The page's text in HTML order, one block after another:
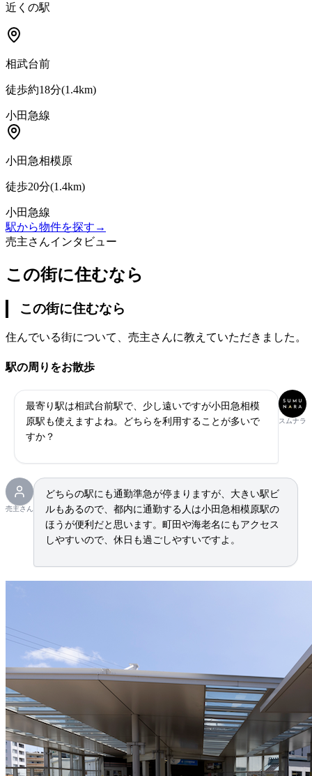
近くの駅
相武台前
徒歩約18分(1.4km)
小田急線
小田急相模原
徒歩20分(1.4km)
小田急線
駅から物件を探す →
売主さんインタビュー
この街に住むなら
この街に住むなら
住んでいる街について、売主さんに教えていただきました。
駅の周りをお散歩
スムナラ
最寄り駅は相武台前駅で、少し遠いですが小田急相模
原駅も使えますよね。どちらを利用することが多いで
すか？
売主さん
どちらの駅にも通勤準急が停まりますが、大きい駅ビ
ルもあるので、都内に通勤する人は小田急相模原駅の
ほうが便利だと思います。町田や海老名にもアクセス
しやすいので、休日も過ごしやすいですよ。